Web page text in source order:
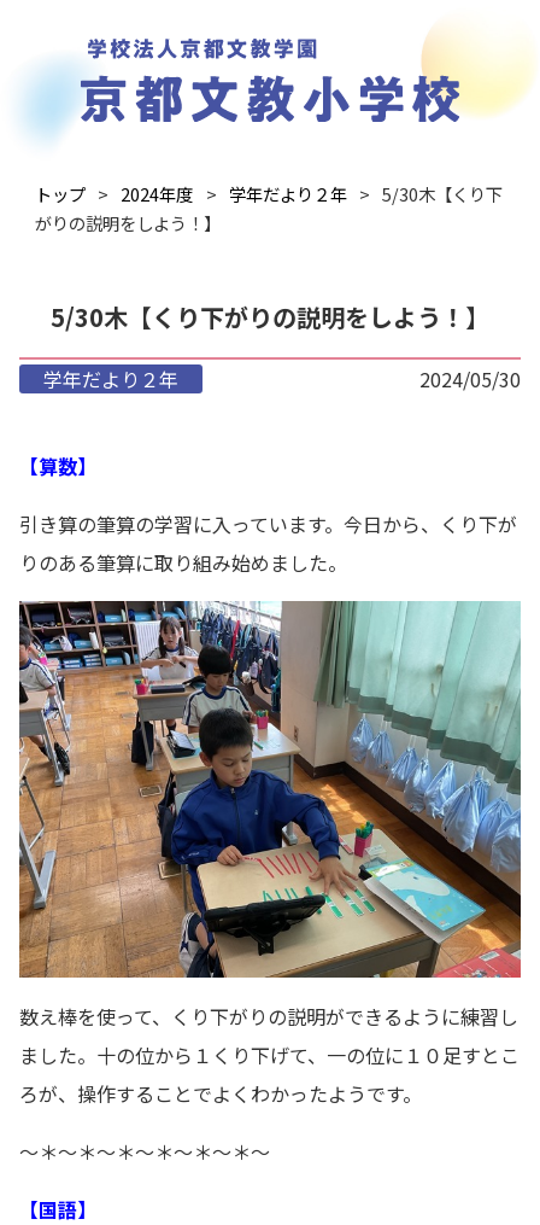
トップ 2024年度 学年だより２年
5/30木【くり下
がりの説明をしよう！】
5/30木【くり下がりの説明をしよう！】
学年だより２年 2024/05/30
【算数】
引き算の筆算の学習に入っています。今日から、くり下が
りのある筆算に取り組み始めました。
数え棒を使って、くり下がりの説明ができるように練習し
ました。十の位から１くり下げて、一の位に１０足すとこ
ろが、操作することでよくわかったようです。
～＊～＊～＊～＊～＊～＊～
【国語】